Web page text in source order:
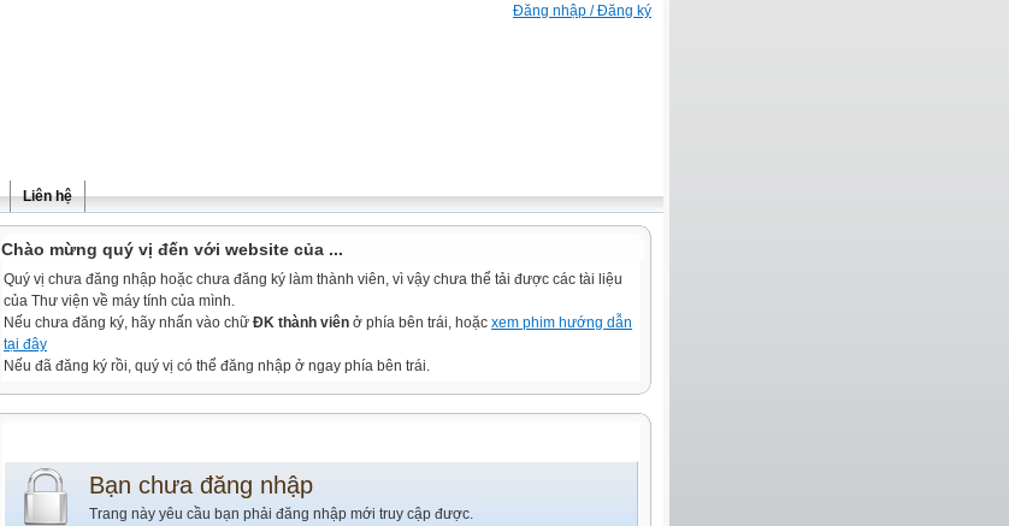
Đăng nhập / Đăng ký
Liên hệ
Chào mừng quý vị đến với website của ...
Quý vị chưa đăng nhập hoặc chưa đăng ký làm thành viên, vì vậy chưa thể tải được các tài liệu
của Thư viện về máy tính của mình.
Nếu chưa đăng ký, hãy nhấn vào chữ ĐK thành viên ở phía bên trái, hoặc xem phim hướng dẫn
tại đây
Nếu đã đăng ký rồi, quý vị có thể đăng nhập ở ngay phía bên trái.
Bạn chưa đăng nhập
Trang này yêu cầu bạn phải đăng nhập mới truy cập được.